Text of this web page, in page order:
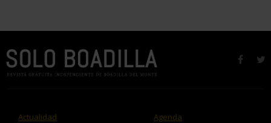
Actualidad
Agenda